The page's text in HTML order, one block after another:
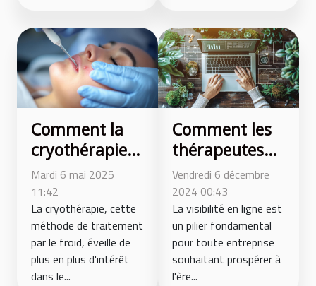
Comment la
cryothérapie
peut traiter
efficacement
les verrues et
lésions
Mardi 6 mai 2025
11:42
La cryothérapie, cette
méthode de traitement
par le froid, éveille de
plus en plus d'intérêt
dans le...
Comment les
thérapeutes
peuvent
utiliser le SEO
pour attirer
plus de clients
Vendredi 6 décembre
2024 00:43
La visibilité en ligne est
un pilier fondamental
pour toute entreprise
souhaitant prospérer à
l'ère...